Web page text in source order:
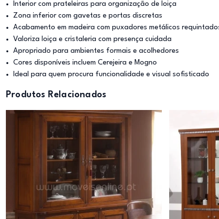
Interior com prateleiras para organização de loiça
Zona inferior com gavetas e portas discretas
Acabamento em madeira com puxadores metálicos
Valoriza loiça e cristaleria com presença cuidada
Apropriado para ambientes formais e acolhedores
Cores disponíveis incluem Cerejeira e Mogno
Ideal para quem procura funcionalidade e visual sofisticado
Produtos Relacionados